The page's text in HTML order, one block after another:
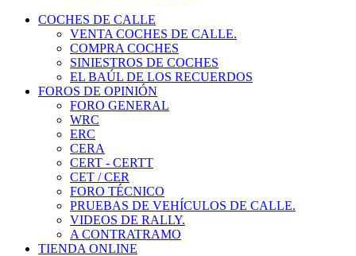
COCHES DE CALLE
VENTA COCHES DE CALLE.
COMPRA COCHES
SINIESTROS DE COCHES
EL BAÚL DE LOS RECUERDOS
FOROS DE OPINIÓN
FORO GENERAL
WRC
ERC
CERA
CERT - CERTT
CET / CER
FORO TÉCNICO
PRUEBAS DE VEHÍCULOS DE CALLE.
VIDEOS DE RALLY.
A CONTRATRAMO
TIENDA ONLINE